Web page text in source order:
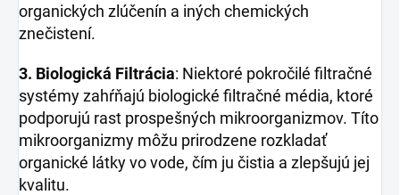
organických zlúčenín a iných chemických
znečistení.
3. Biologická Filtrácia: Niektoré pokročilé filtračné
systémy zahŕňajú biologické filtračné média, ktoré
podporujú rast prospešných mikroorganizmov. Títo
mikroorganizmy môžu prirodzene rozkladať
organické látky vo vode, čím ju čistia a zlepšujú jej
kvalitu.